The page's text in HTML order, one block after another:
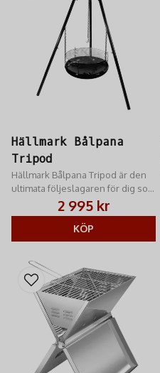
Hällmark Bålpana
Tripod
Hällmark Bålpana Tripod är den
ultimata följeslagaren för dig som
älskar utomhusliv och matlagning
över öppen eld året runt
2 995 kr
KÖP